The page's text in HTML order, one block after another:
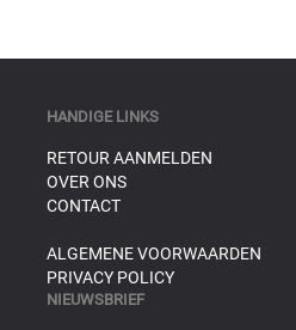
HANDIGE LINKS
RETOUR AANMELDEN
OVER ONS
CONTACT
ALGEMENE VOORWAARDEN
PRIVACY POLICY
NIEUWSBRIEF